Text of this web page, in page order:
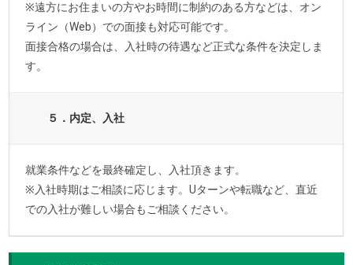
※遠方にお住まいの方やお時間に制約のある方などは、オン
ライン（Web）での面接も対応可能です。
面接合格の場合は、入社時の待遇など正式な条件を決定しま
す。
５．内定、入社
就業条件などを最終確定し、入社頂きます。
※入社時期はご相談に応じます。Uターンや転職など、直近
での入社が難しい場合もご相談ください。